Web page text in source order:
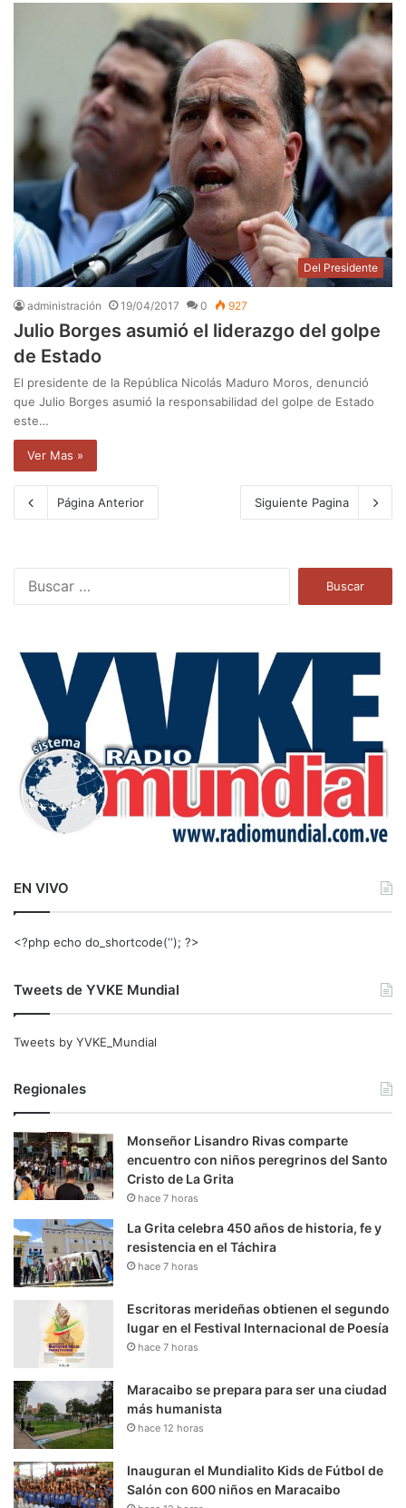
Del Presidente
administración 19/04/2017 0 927
Julio Borges asumió el liderazgo del golpe
de Estado
El presidente de la República Nicolás Maduro Moros, denunció
que Julio Borges asumió la responsabilidad del golpe de Estado
este…
Ver Mas »
Página Anterior Siguiente Pagina
a
EN VIVO
<?php echo do_shortcode(‘‘); ?>
Tweets de YVKE Mundial
Tweets by YVKE_Mundial
Regionales
Monseñor Lisandro Rivas comparte
encuentro con niños peregrinos del Santo
Cristo de La Grita
hace 7 horas
La Grita celebra 450 años de historia, fe y
resistencia en el Táchira
hace 7 horas
Escritoras merideñas obtienen el segundo
lugar en el Festival Internacional de Poesía
hace 7 horas
Maracaibo se prepara para ser una ciudad
más humanista
hace 12 horas
Inauguran el Mundialito Kids de Fútbol de
Salón con 600 niños en Maracaibo